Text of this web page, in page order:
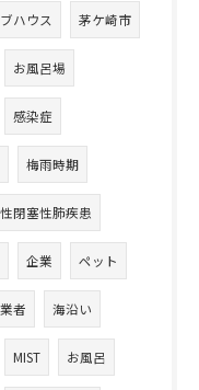
ハウス 茅ケ崎市
お風呂場
感染症
梅雨時期
閉塞性肺疾患
企業 ペット
者 海沿い
MIST お風呂